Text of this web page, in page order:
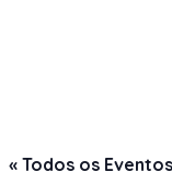
« Todos os Eventos